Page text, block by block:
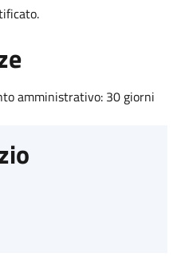
amministrativo: 30 giorni